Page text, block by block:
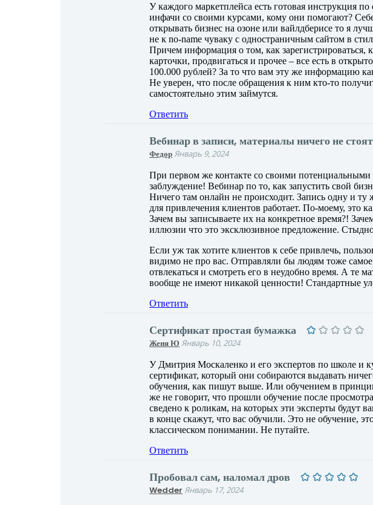
У каждого маркетплейса есть готовая инструкция
инфачи со своими курсами, кому они помогают?
открывать бизнес на озоне или вайлдберисе то я
не к no-name чуваку с одностраничным сайтом в
Причем информация о том, как
карточки, продвигаться и прочее – все есть в
100.000 рублей? За то что вам эту же информацию
Не уверен, что после обращения к ним кто-то
самостоятельно этим займутся.
Ответить
Вебинар в записи, материалы ничего не
ФедорЯнварь 9, 2024
При первом же контакте со своими
заблуждение! Вебинар по то, как запустить свой
Ничего там онлайн не происходит. Запись одну и
для привлечения клиентов работает. По-моему,
Зачем вы записываете их на конкретное время?!
иллюзии что это эксклюзивное предложение.
Если уж так хотите клиентов к себе привлечь,
видимо не про вас. Отправляли бы людям тоже
отвлекаться и смотреть его в неудобно время. А те
вообще не имеют никакой ценности! Стандартные
Ответить
Сертификат простая бумажка
Женя Ю Январь 10, 2024
У Дмитрия Москаленко и его экспертов по школе и
сертификат, который они собираются выдавать
обучения, как пишут выше. Или обучением в
же не говорит, что прошли обучение после
сведено к роликам, на которых эти эксперты будут
в конце скажут, что вас обучили. Это не обучение,
классическом понимании. Не путайте.
Ответить
Пробовал сам, наломал дров
Wedder Январь 17, 2024